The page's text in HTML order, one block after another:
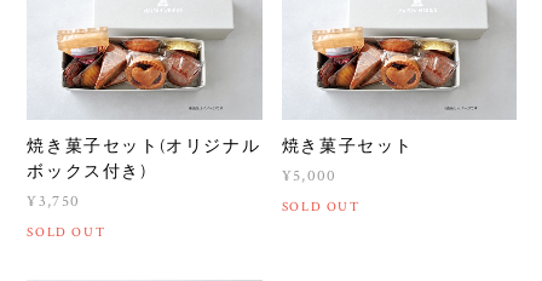
焼き菓子セット(オリジナル
ボックス付き)
¥3,750
SOLD OUT
焼き菓子セット
¥5,000
SOLD OUT